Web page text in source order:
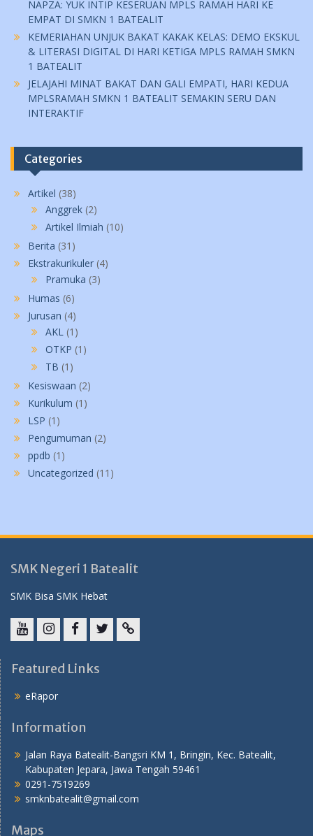
NAPZA: YUK INTIP KESERUAN MPLS RAMAH HARI KE
EMPAT DI SMKN 1 BATEALIT
KEMERIAHAN UNJUK BAKAT KAKAK KELAS: DEMO EKSKUL
& LITERASI DIGITAL DI HARI KETIGA MPLS RAMAH SMKN
1 BATEALIT
JELAJAHI MINAT BAKAT DAN GALI EMPATI, HARI KEDUA
MPLSRAMAH SMKN 1 BATEALIT SEMAKIN SERU DAN
INTERAKTIF
Categories
Artikel (38)
Anggrek (2)
Artikel Ilmiah (10)
Berita (31)
Ekstrakurikuler (4)
Pramuka (3)
Humas (6)
Jurusan (4)
AKL (1)
OTKP (1)
TB (1)
Kesiswaan (2)
Kurikulum (1)
LSP (1)
Pengumuman (2)
ppdb (1)
Uncategorized (11)
SMK Negeri 1 Batealit
SMK Bisa SMK Hebat
Featured Links
eRapor
Information
Jalan Raya Batealit-Bangsri KM 1, Bringin, Kec. Batealit,
Kabupaten Jepara, Jawa Tengah 59461
0291-7519269
smknbatealit@gmail.com
Maps